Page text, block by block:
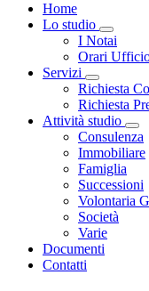
Home
Lo studio
I Notai
Orari
Servizi
Visualizza
Richiesta
Richiesta
Attività studio
Consulenza
Immobiliare
Famiglia
Successioni
Volontaria
Società
Varie
Documenti
Contatti